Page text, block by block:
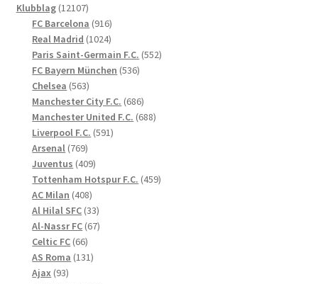
Klubblag 1210712107
produkter
FC Barcelona 916916
produkter
Real Madrid 10241024
produkter
Paris Saint-Germain F.C. 552552
FC Bayern München 536536
Chelsea 563563
produkter
Manchester City F.C. 686686
produkter
Manchester United F.C. 688688
Liverpool F.C. 591591
Arsenal 769769
produkter
Juventus 409409
produkter
Tottenham Hotspur F.C. 459459
AC Milan 408408
produkter
Al Hilal SFC 3333
produkter
Al-Nassr FC 6767
Celtic FC 6666
produkter
AS Roma 131131
Ajax 9393